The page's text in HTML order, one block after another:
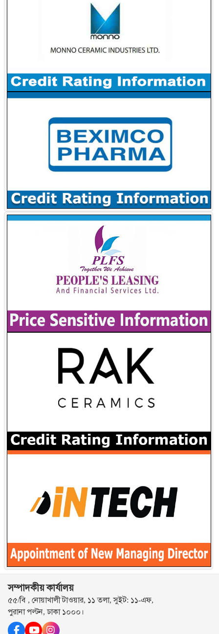
সম্পাদকীয় কার্যালয়
৫৫/বি , নোয়াখালী টাওয়ার, ১১ তলা, সুইট: ১১-এফ,
পুরানা পল্টন, ঢাকা ১০০০।